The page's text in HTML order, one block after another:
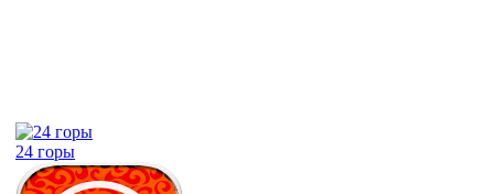
24 горы